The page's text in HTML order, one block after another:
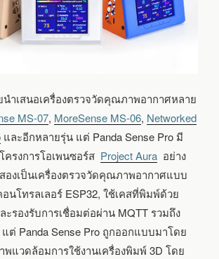
นำเสนอเครื่องตรวจวัดคุณภาพอากาศหลาย
MS-07, MoreSense MS-06, Networked
และอีกหลายรุ่น แต่ Panda Sense Pro มี
รงการโอเพนซอร์ส Project Aura อย่าง
องเป็นเครื่องตรวจวัดคุณภาพอากาศแบบ
นโทรลเลอร์ ESP32, ใช้เคสที่พิมพ์ด้วย
ะรองรับการเชื่อมต่อผ่าน MQTT รวมถึง
แต่ Panda Sense Pro ถูกออกแบบมาโดย
พแวดล้อมการใช้งานเครื่องพิมพ์ 3D โดย